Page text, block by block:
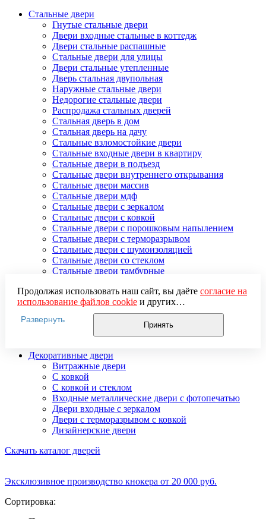
Стальные двери
Гнутые стальные двери
Двери входные стальные в коттедж
Двери стальные распашные
Стальные двери для улицы
Двери стальные утепленные
Дверь стальная двупольная
Наружные стальные двери
Недорогие стальные двери
Распродажа стальных дверей
Стальная дверь в дом
Стальная дверь на дачу
Стальные взломостойкие двери
Стальные входные двери в квартиру
Стальные двери в подъезд
Стальные двери внутреннего открывания
Стальные двери массив
Стальные двери мдф
Стальные двери с зеркалом
Стальные двери с ковкой
Стальные двери с порошковым напылением
Стальные двери с терморазрывом
Стальные двери с шумоизоляцией
Стальные двери со стеклом
Стальные двери тамбурные
Усиленные стальные двери
Элитные стальные входные двери
Стальные двери 2 мм
Стальные двери 3 мм
Стальные двери 4 мм
Декоративные двери
Витражные двери
С ковкой
С ковкой и стеклом
Входные металлические двери с фотопечатью
Двери входные с зеркалом
Двери с терморазрывом с ковкой
Дизайнерские двери
Скачать каталог дверей
Эксклюзивное производство кнокера от 20 000 руб.
Сортировка:
Продолжая использовать наш сайт, вы даёте согласие на
использование файлов cookieи других
пользовательских данных (включая IP-адрес, сведения о
местоположении, устройстве, действиях на сайте и т. п.)
для функционирования сайта, проведения
использования систем аналитики (например,
Яндекс.Метрика), в соответствии с нашей
обработки персональных данных.
Если вы не хотите, чтобы ваши данные обрабатывались,
настройте ограничения в браузере или покиньте сайт.
Развернуть
Принять